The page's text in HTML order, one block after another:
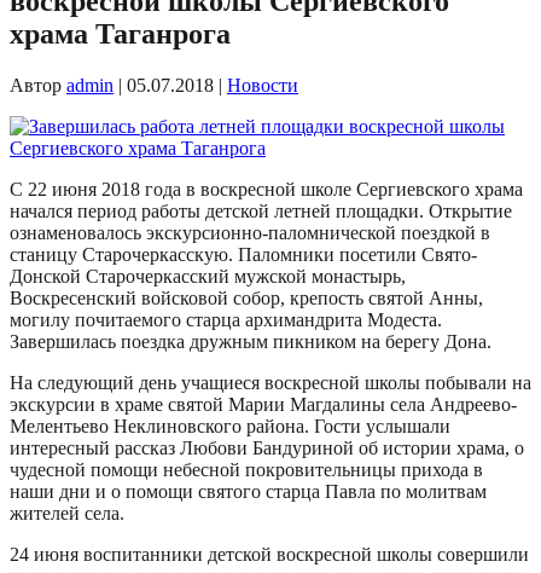
храма Таганрога
Автор admin | 05.07.2018 | Новости
С 22 июня 2018 года в воскресной школе Сергиевского храма
начался период работы детской летней площадки. Открытие
ознаменовалось экскурсионно-паломнической поездкой в
станицу Старочеркасскую. Паломники посетили Свято-
Донской Старочеркасский мужской монастырь,
Воскресенский войсковой собор, крепость святой Анны,
могилу почитаемого старца архимандрита Модеста.
Завершилась поездка дружным пикником на берегу Дона.
На следующий день учащиеся воскресной школы побывали на
экскурсии в храме святой Марии Магдалины села Андреево-
Мелентьево Неклиновского района. Гости услышали
интересный рассказ Любови Бандуриной об истории храма, о
чудесной помощи небесной покровительницы прихода в
наши дни и о помощи святого старца Павла по молитвам
жителей села.
24 июня воспитанники детской воскресной школы совершили